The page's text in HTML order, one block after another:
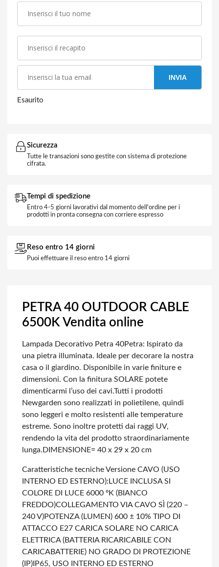
INVIA
Esaurito
Sicurezza
Tutte le transazioni sono gestite con sistema di protezione
cifrata.
Tempi di spedizione
Entro 4-5 giorni lavorativi dal momento dell'ordine per i
prodotti in pronta consegna con corriere espresso
Reso entro 14 giorni
Puoi effettuare il reso entro 14 giorni
PETRA 40 OUTDOOR CABLE
6500K Vendita online
Lampada Decorativo Petra 40Petra: Ispirato da
una pietra illuminata. Ideale per decorare la nostra
casa o il giardino. Disponibile in varie finiture e
dimensioni. Con la finitura SOLARE potete
dimenticarmi l’uso dei cavi.Tutti i prodotti
Newgarden sono realizzati in polietilene, quindi
sono leggeri e molto resistenti alle temperature
estreme. Sono inoltre protetti dai raggi UV,
rendendo la vita del prodotto straordinariamente
lunga. DIMENSIONE= 40 x 29 x 20 cm
Caratteristiche tecniche Versione CAVO (USO
INTERNO ED ESTERNO): LUCE INCLUSA SI
COLORE DI LUCE 6000 ºK (BIANCO
FREDDO)COLLEGAMENTO VIA CAVO SÌ (220 –
240 V)POTENZA (LUMEN) 600 ± 10% TIPO DI
ATTACCO E27 CARICA SOLARE NO CARICA
ELETTRICA (BATTERIA RICARICABILE CON
CARICABATTERIE) NO GRADO DI PROTEZIONE
(IP)IP65, USO INTERNO ED ESTERNO